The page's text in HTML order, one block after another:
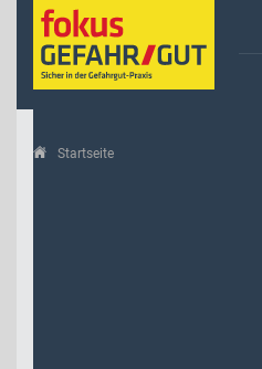
Startseite